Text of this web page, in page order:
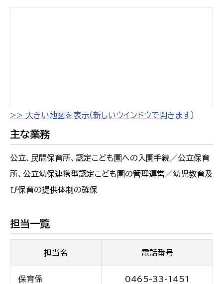
>> 大きい地図を表示（新しいウインドウで開きます）
主な業務
公立、民間保育所、認定こども園への入園手続／公立保育
所、公立幼保連携型認定こども園の管理運営／幼児教育及
び保育の提供体制の確保
担当一覧
担当名 電話番号
保育係 0465-33-1451